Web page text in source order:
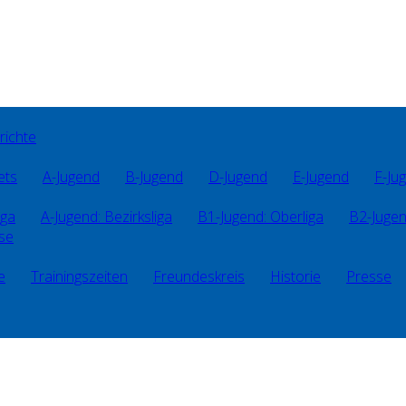
A-Jugend B-Jugend D-Jugend E-Jugend
F-
A-Jugend: Bezirksliga B1-Jugend: Oberliga
B2-
Trainingszeiten Freundeskreis Historie Presse